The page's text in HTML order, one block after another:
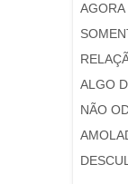
ALGO
NÃO